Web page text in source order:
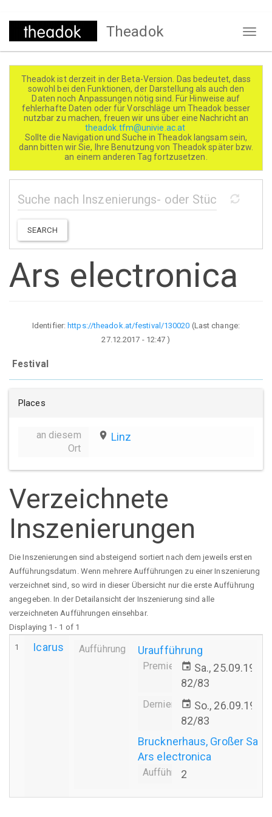
Direkt
Theadok
Theadok ist derzeit in der Beta-Version. Das bedeutet, dass
sowohl bei den Funktionen, der Darstellung als auch den
Daten noch Anpassungen nötig sind. Für Hinweise auf
fehlerhafte Daten oder für Vorschläge um Theadok besser
nutzbar zu machen, freuen wir uns über eine Nachricht an
theadok.tfm@univie.ac.at
Sollte die Navigation und Suche in Theadok langsam sein,
dann bitten wir Sie, Ihre Benutzung von Theadok später bzw.
an einem anderen Tag fortzusetzen.
SEARCH
Ars electronica
Identifier:https://theadok.at/festival/130020 (Last change:
27.12.2017 - 12:47 )
Festival
Places
an diesem
Ort
place Linz
Verzeichnete
Inszenierungen
Die Inszenierungen sind absteigend sortiert nach dem jeweils ersten
Aufführungsdatum. Wenn mehrere Aufführungen zu einer Inszenierung
verzeichnet sind, so wird in dieser Übersicht nur die erste Aufführung
angegeben. In der Detailansicht der Inszenierung sind alle
verzeichneten Aufführungen einsehbar.
Displaying 1 - 1 of 1
1 Icarus Aufführung Uraufführung
Premiereevent Sa., 25.09.1982
82/83
Derniere event So., 26.09.1982
82/83
Brucknerhaus, Großer Saal
Ars electronica
Aufführungsanzahl
2